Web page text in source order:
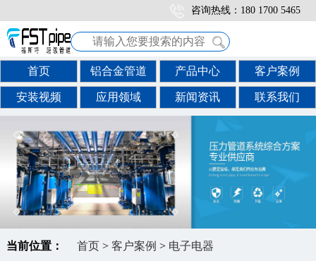
咨询热线：180 1700 5465
首页 铝合金管道 产品中心 客户案例
安装视频 应用领域 新闻资讯 联系我们
当前位置： 首页> 客户案例 > 电子电器